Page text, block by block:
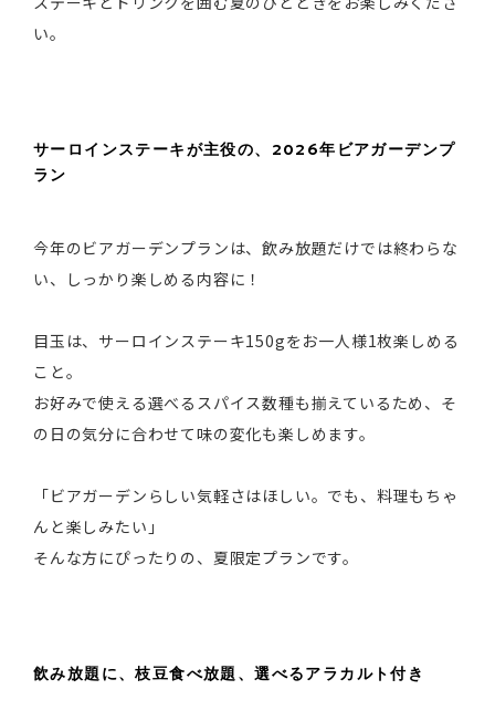
い。
サーロインステーキが主役の、2026年ビアガーデンプ
ラン
今年のビアガーデンプランは、飲み放題だけでは終わらな
い、しっかり楽しめる内容に！
目玉は、サーロインステーキ150gをお一人様1枚楽しめる
こと。
お好みで使える選べるスパイス数種も揃えているため、そ
の日の気分に合わせて味の変化も楽しめます。
「ビアガーデンらしい気軽さはほしい。でも、料理もちゃ
んと楽しみたい」
そんな方にぴったりの、夏限定プランです。
飲み放題に、枝豆食べ放題、選べるアラカルト付き